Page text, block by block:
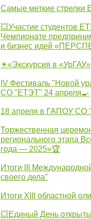
Самые меткие стрелки
💥Участие студентов
Чемпионате
и бизнес идей
☀«Экскурсия в «УрГАУ»
IV Фестиваль "Новой
СО "ЕТЭТ" 24 апреля🍳
18 апреля в ГАПОУ СО
Торжественная
регионального этапа
года — 2025»🏆
Итоги III
своего дела"
Итоги XIII областной
💥Единый День